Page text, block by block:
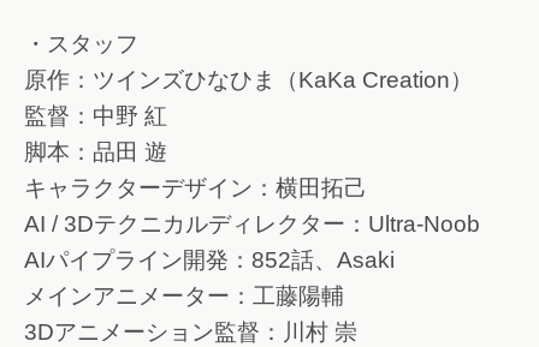
・スタッフ
原作：ツインズひなひま（KaKa Creation）
監督：中野 紅
脚本：品田 遊
キャラクターデザイン：横田拓己
AI / 3Dテクニカルディレクター：Ultra-Noob
AIパイプライン開発：852話、Asaki
メインアニメーター：工藤陽輔
3Dアニメーション監督：川村 崇